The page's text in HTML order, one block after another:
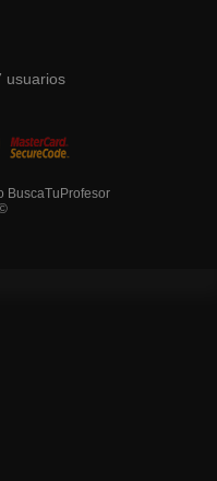
usuarios
BuscaTuProfesor